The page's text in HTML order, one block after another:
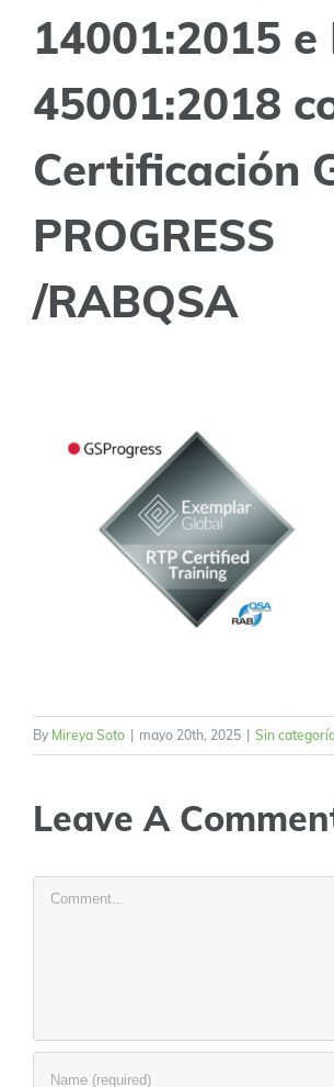
14001:2015 e
45001:2018
Certificación
PROGRESS
/RABQSA
By Mireya Soto mayo 20th, 2025 Sin
Leave A
Comment